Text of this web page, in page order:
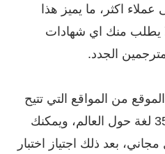
اكثر، ما يميز هذا
يطلب منك اي شهادات
الجدد.
من المواقع التي تتيح
خدمات الترجمة لأكثر من 35 لغة حول العالم، ويمكنك
بعد ذلك اجتياز اختبار